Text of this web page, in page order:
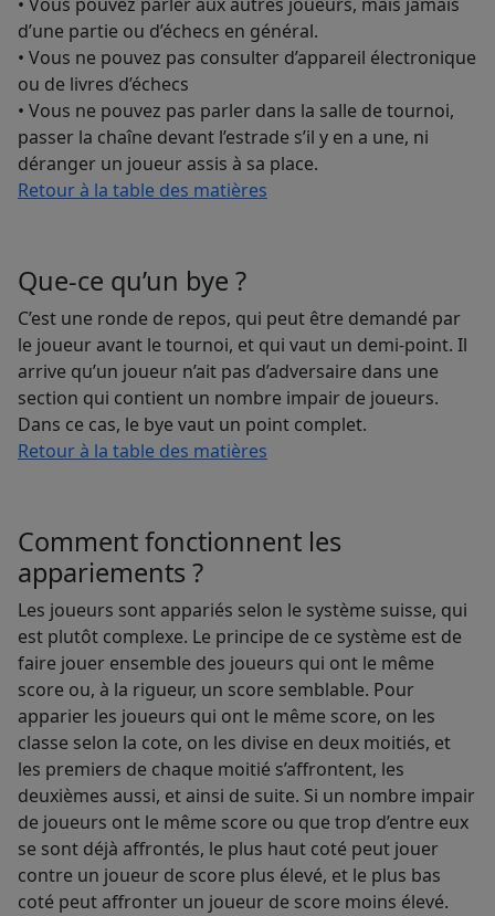
d’une partie ou d’échecs en général.
• Vous ne pouvez pas consulter d’appareil électronique
ou de livres d’échecs
• Vous ne pouvez pas parler dans la salle de tournoi,
passer la chaîne devant l’estrade s’il y en a une, ni
déranger un joueur assis à sa place.
Retour à la table des matières
Que-ce qu’un bye ?
C’est une ronde de repos, qui peut être demandé par
le joueur avant le tournoi, et qui vaut un demi-point. Il
arrive qu’un joueur n’ait pas d’adversaire dans une
section qui contient un nombre impair de joueurs.
Dans ce cas, le bye vaut un point complet.
Retour à la table des matières
Comment fonctionnent les
appariements ?
Les joueurs sont appariés selon le système suisse, qui
est plutôt complexe. Le principe de ce système est de
faire jouer ensemble des joueurs qui ont le même
score ou, à la rigueur, un score semblable. Pour
apparier les joueurs qui ont le même score, on les
classe selon la cote, on les divise en deux moitiés, et
les premiers de chaque moitié s’affrontent, les
deuxièmes aussi, et ainsi de suite. Si un nombre impair
de joueurs ont le même score ou que trop d’entre eux
se sont déjà affrontés, le plus haut coté peut jouer
contre un joueur de score plus élevé, et le plus bas
coté peut affronter un joueur de score moins élevé.